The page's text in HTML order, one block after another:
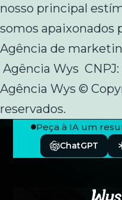
nosso principal
somos apaixonados
Agência de
Agência Wys ©
reservados.
Agência Wys CNPJ:
Peça à IA um
ChatGPT